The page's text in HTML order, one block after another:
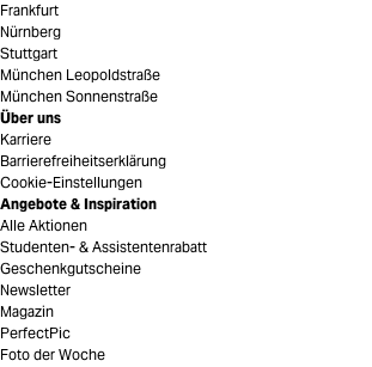
Frankfurt
Nürnberg
Stuttgart
München Leopoldstraße
München Sonnenstraße
Über uns
Karriere
Barrierefreiheitserklärung
Cookie-Einstellungen
Angebote & Inspiration
Alle Aktionen
Studenten- & Assistentenrabatt
Geschenkgutscheine
Newsletter
Magazin
PerfectPic
Foto der Woche